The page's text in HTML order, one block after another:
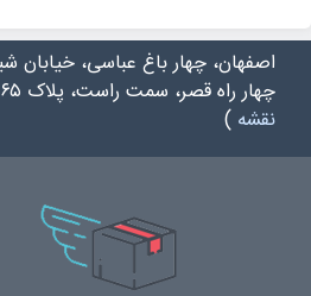
اصفهان، چهار باغ عباسی، خیابان
چهار راه قصر، سمت راست، پلاک ۶۵ (
نقشه )